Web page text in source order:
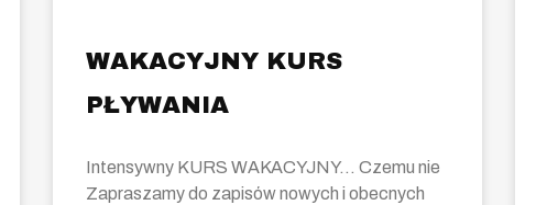
WAKACYJNY KURS
PŁYWANIA
Intensywny KURS WAKACYJNY… Czemu nie
Zapraszamy do zapisów nowych i obecnych